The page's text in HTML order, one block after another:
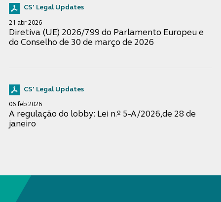
CS' Legal Updates
21 abr 2026
Diretiva (UE) 2026/799 do Parlamento Europeu e
do Conselho de 30 de março de 2026
CS' Legal Updates
06 feb 2026
A regulação do lobby: Lei n.º 5-A/2026,de 28 de
janeiro